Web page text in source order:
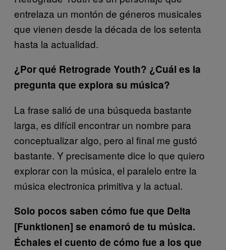
entrelaza un montón de géneros musicales
que vienen desde la década de los setenta
hasta la actualidad.
¿Por qué Retrograde Youth? ¿Cuál es la
pregunta que explora su música?
La frase salió de una búsqueda bastante
larga, es difícil encontrar un nombre para
conceptualizar algo, pero al final me gustó
bastante. Y precisamente dice lo que quiero
explorar con la música, el paralelo entre la
música electronica primitiva y la actual.
Solo pocos saben cómo fue que Delta
[Funktionen] se enamoró de tu música.
Échales el cuento de cómo fue a los que